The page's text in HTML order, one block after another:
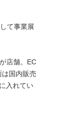
て事業展
店舗。EC
国内販売
入れてい